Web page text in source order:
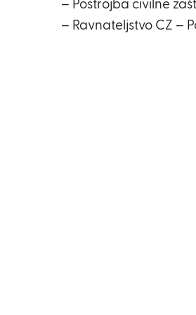
– Postrojba civilne
– Ravnateljstvo CZ –